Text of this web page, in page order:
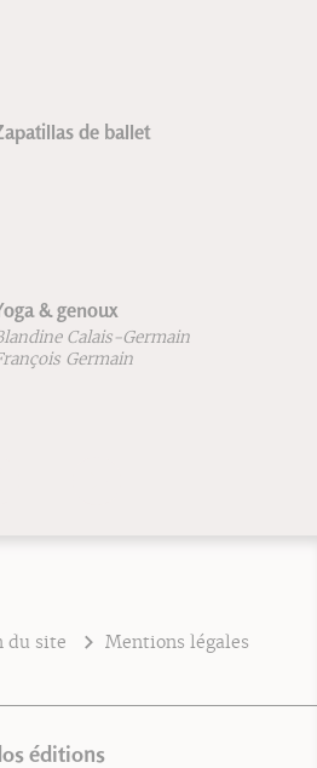
de ballet
& genoux
Calais-Germain
Germain
du site
Mentions légales
éditions